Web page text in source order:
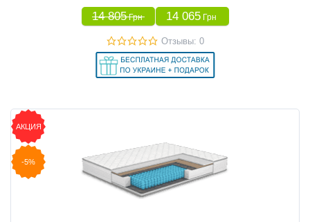
14 805 Грн 14 065 Грн
Отзывы: 0
АКЦИЯ
-5%